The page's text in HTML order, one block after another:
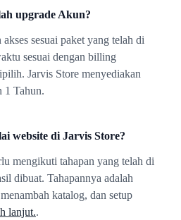
upgrade Akun?
sesuai paket yang telah di
sesuai dengan billing
Jarvis Store menyediakan
1 Tahun.
website di Jarvis Store?
mengikuti tahapan yang telah di
dibuat. Tahapannya adalah
katalog, dan setup
lanjut..